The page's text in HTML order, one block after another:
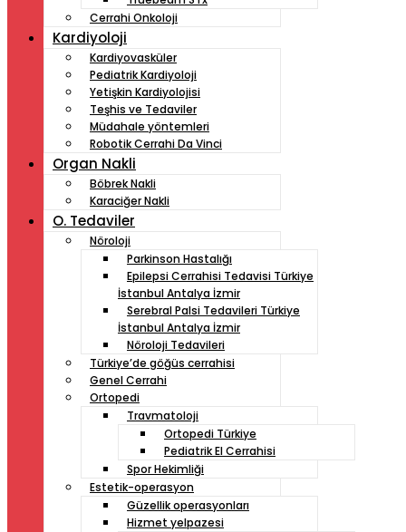
Cerrahi Onkoloji
Kardiyoloji
Kardiyovasküler
Pediatrik Kardiyoloji
Yetişkin Kardiyolojisi
Teşhis ve Tedaviler
Müdahale yöntemleri
Robotik Cerrahi Da Vinci
Organ Nakli
Böbrek Nakli
Karaciğer Nakli
O. Tedaviler
Nöroloji
Parkinson Hastalığı
Epilepsi Cerrahisi Tedavisi Türkiye
İstanbul Antalya İzmir
Serebral Palsi Tedavileri Türkiye
İstanbul Antalya İzmir
Nöroloji Tedavileri
Türkiye’de göğüs cerrahisi
Genel Cerrahi
Ortopedi
Travmatoloji
Ortopedi Türkiye
Pediatrik El Cerrahisi
Spor Hekimliği
Estetik-operasyon
Güzellik operasyonları
Hizmet yelpazesi